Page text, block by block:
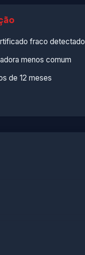
fraco detectado
menos comum
de 12 meses